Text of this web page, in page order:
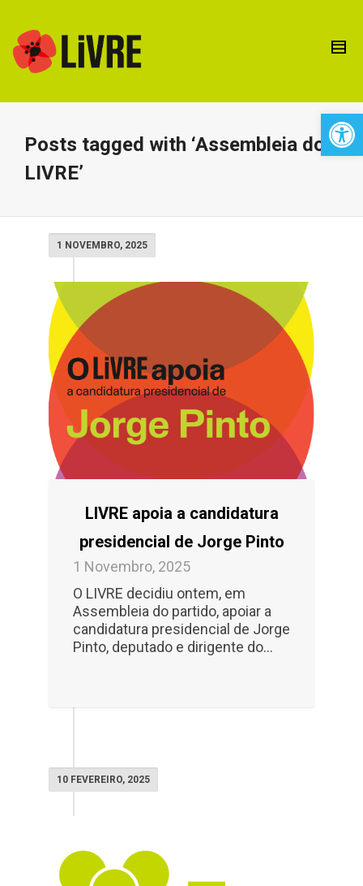
Posts tagged with ‘Assembleia do
LIVRE’
1 NOVEMBRO, 2025
LIVRE apoia a candidatura
presidencial de Jorge Pinto
1 Novembro, 2025
O LIVRE decidiu ontem, em
Assembleia do partido, apoiar a
candidatura presidencial de Jorge
Pinto, deputado e dirigente do...
10 FEVEREIRO, 2025